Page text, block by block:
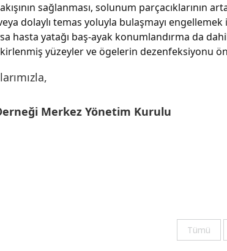
sağlanması, solunum parçacıklarının
dolaylı temas yoluyla bulaşmayı
hasta yatağı baş-ayak konumlandırma da
yüzeyler ve ögelerin dezenfeksiyonu
Merkez Yönetim Kurulu
Tümü